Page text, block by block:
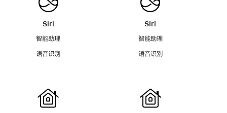
Siri
智能助理
语音识别
Siri
智能助理
语音识别